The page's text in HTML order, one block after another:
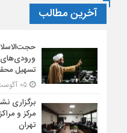
و
جناب
دکتر
شهبازی
نیا
آخرین مطالب
تسهیل
05 آگوست 2026 - 17:24
برگزاری
مرکز و
تهران